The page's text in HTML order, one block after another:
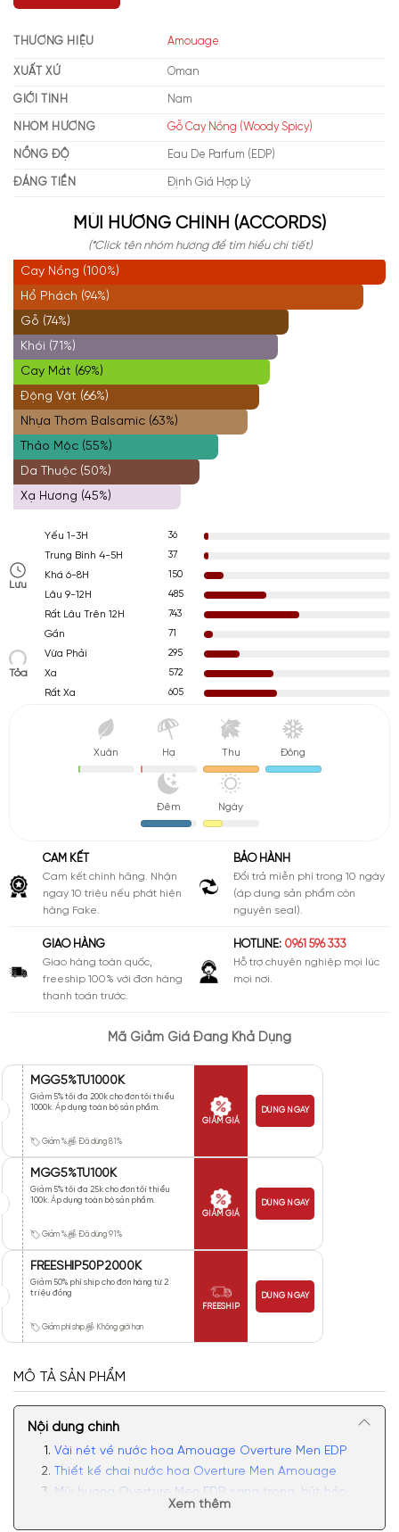
THƯƠNG HIỆU Amouage
XUẤT XỨ Oman
GIỚI TÍNH Nam
NHÓM HƯƠNG Gỗ Cay Nồng (Woody Spicy)
NỒNG ĐỘ Eau De Parfum (EDP)
ĐÁNG TIỀN Định Giá Hợp Lý
MÙI HƯƠNG CHÍNH (ACCORDS)
(*Click tên nhóm hương để tìm hiểu chi tiết)
Cay Nồng (100%)
Hổ Phách (94%)
Gỗ (74%)
Khói (71%)
Cay Mát (69%)
Động Vật (66%)
Nhựa Thơm Balsamic (63%)
Thảo Mộc (55%)
Da Thuộc (50%)
Xạ Hương (45%)
Lưu
Yếu 1-3H
36
Trung Bình 4-5H
37
Khá 6-8H
150
Lâu 9-12H
485
Rất Lâu Trên 12H
743
Tỏa
Gần
71
Vừa Phải
295
Xa
572
Rất Xa
605
Xuân Hạ Thu Đông
Đêm Ngày
CAM KẾT
Cam kết chính hãng. Nhận
ngay 10 triệu nếu phát hiện
hàng Fake.
BẢO HÀNH
Đổi trả miễn phí trong 10 ngày
(áp dụng sản phẩm còn
nguyên seal).
GIAO HÀNG
Giao hàng toàn quốc,
freeship 100% với đơn hàng
thanh toán trước.
HOTLINE: 0961 596 333
Hỗ trợ chuyên nghiệp mọi lúc
mọi nơi.
Mã Giảm Giá Đang Khả Dụng
MGG5%TU1000K
Giảm 5% tối đa 200k cho đơn tối thiểu
1000k. Áp dụng toàn bộ sản phẩm.
Giảm % Đã dùng 81%
GIẢM GIÁ
DÙNG NGAY
MGG5%TU100K
Giảm 5% tối đa 25k cho đơn tối thiểu
100k. Áp dụng toàn bộ sản phẩm.
Giảm % Đã dùng 91%
GIẢM GIÁ
DÙNG NGAY
FREESHIP50P2000K
Giảm 50% phí ship cho đơn hàng từ 2
triệu đồng
Giảm phí ship Không giới hạn
FREESHIP
DÙNG NGAY
MÔ TẢ SẢN PHẨM
Nội dung chính
Vài nét về nước hoa Amouage Overture Men EDP
Thiết kế chai nước hoa Overture Men Amouage
Mùi hương Overture Men EDP sang trọng, hút hồn
Xem thêm